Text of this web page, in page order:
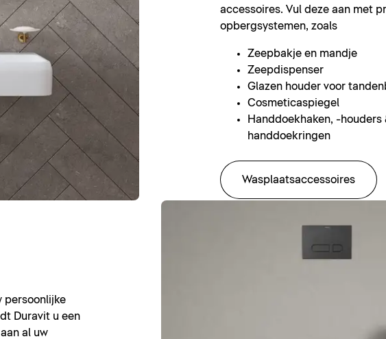
accessoires. Vul deze aan met
opbergsystemen, zoals
Zeepbakje en mandje
Zeepdispenser
Glazen houder voor
Cosmeticaspiegel
Handdoekhaken, -houders
handdoekringen
Wasplaatsaccessoires
persoonlijke
Duravit u een
al uw